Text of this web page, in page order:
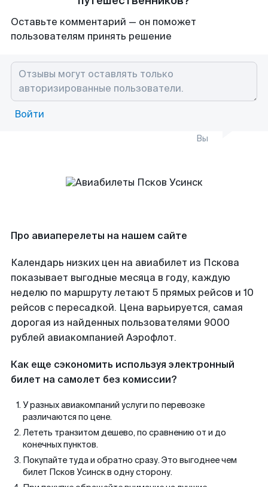
Оставьте комментарий — он поможет
пользователям принять решение
Войти
Вы
Про авиаперелеты на нашем сайте
Календарь низких цен на авиабилет из Пскова
показывает выгодные месяца в году, каждую
неделю по маршруту летают 5 прямых рейсов и 10
рейсов с пересадкой. Цена варьируется, самая
дорогая из найденных пользователями 9000
рублей авиакомпанией Аэрофлот.
Как еще сэкономить используя электронный
билет на самолет без комиссии?
У разных авиакомпаний услуги по перевозке
различаются по цене.
Лететь транзитом дешево, по сравнению от и до
конечных пунктов.
Покупайте туда и обратно сразу. Это выгоднее чем
билет Псков Усинск в одну сторону.